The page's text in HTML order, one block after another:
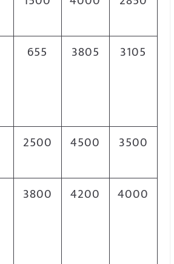
655 3805 3105
2500 4500 3500
3800 4200 4000